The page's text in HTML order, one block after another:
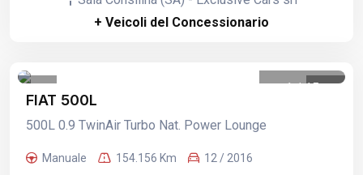
+ Veicoli del Concessionario
1 /15
FIAT 500L
500L 0.9 TwinAir Turbo Nat. Power Lounge
Manuale 154.156 Km
12 / 2016